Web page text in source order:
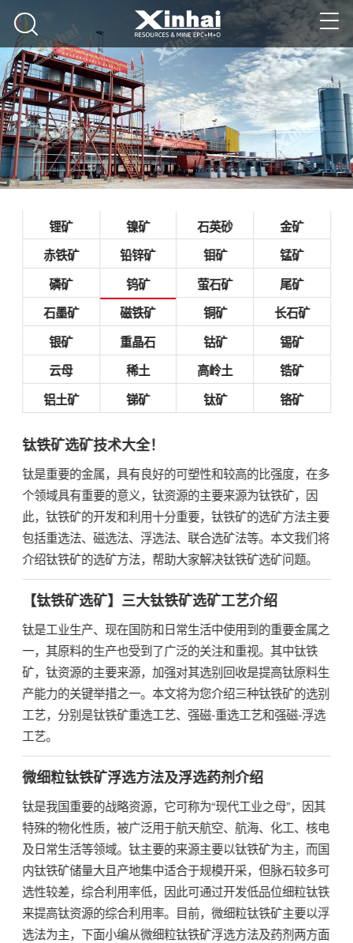
锂矿 镍矿 石英砂
金矿
赤铁矿
铅锌矿 钼矿
锰矿
磷矿
钨矿 萤石矿
尾矿
石墨矿
磁铁矿 铜矿
长石矿
银矿
重晶石 钴矿
锡矿
云母
稀土 高岭土
锆矿
铝土矿
锑矿 钛矿 铬矿
钛铁矿选矿技术大全！
钛是重要的金属，具有良好的可塑性和较高的比强度，在多
个领域具有重要的意义，钛资源的主要来源为钛铁矿，因
此，钛铁矿的开发和利用十分重要，钛铁矿的选矿方法主要
包括重选法、磁选法、浮选法、联合选矿法等。本文我们将
介绍钛铁矿的选矿方法，帮助大家解决钛铁矿选矿问题。
【钛铁矿选矿】三大钛铁矿选矿工艺介绍
钛是工业生产、现在国防和日常生活中使用到的重要金属之
一，其原料的生产也受到了广泛的关注和重视。其中钛铁
矿，钛资源的主要来源，加强对其选别回收是提高钛原料生
产能力的关键举措之一。本文将为您介绍三种钛铁矿的选别
工艺，分别是钛铁矿重选工艺、强磁-重选工艺和强磁-浮选
工艺。
微细粒钛铁矿浮选方法及浮选药剂介绍
钛是我国重要的战略资源，它可称为“现代工业之母”，因其
特殊的物化性质，被广泛用于航天航空、航海、化工、核电
及日常生活等领域。钛主要的来源主要以钛铁矿为主，而国
内钛铁矿储量大且产地集中适合于规模开采，但脉石较多可
选性较差，综合利用率低，因此可通过开发低品位细粒钛铁
来提高钛资源的综合利用率。目前，微细粒钛铁矿主要以浮
选法为主，下面小编从微细粒钛铁矿浮选方法及药剂两方面